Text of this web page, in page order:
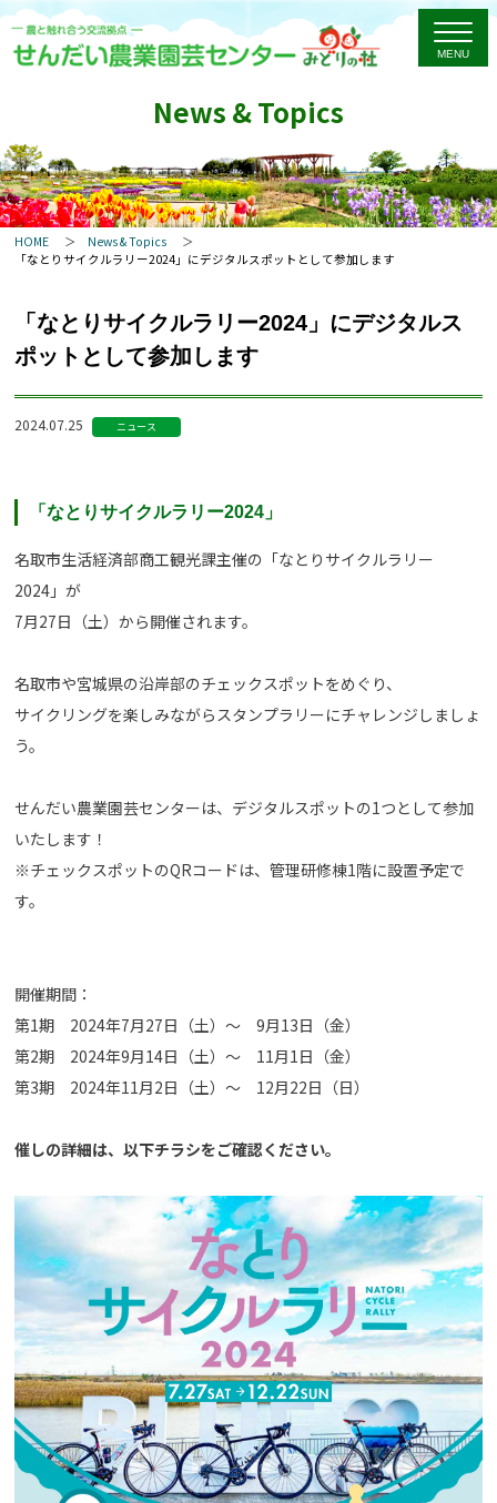
News & Topics
HOME
News & Topics
「なとりサイクルラリー2024」にデジタルスポットとして参加します
「なとりサイクルラリー2024」にデジタルス
ポットとして参加します
2024.07.25 ニュース
「なとりサイクルラリー2024」
名取市生活経済部商工観光課主催の「なとりサイクルラリー
2024」が
7月27日（土）から開催されます。
名取市や宮城県の沿岸部のチェックスポットをめぐり、
サイクリングを楽しみながらスタンプラリーにチャレンジしましょ
う。
せんだい農業園芸センターは、デジタルスポットの1つとして参加
いたします！
※チェックスポットのQRコードは、管理研修棟1階に設置予定で
す。
開催期間：
第1期 2024年7月27日（土）～ 9月13日（金）
第2期 2024年9月14日（土）～ 11月1日（金）
第3期 2024年11月2日（土）～ 12月22日（日）
催しの詳細は、以下チラシをご確認ください。